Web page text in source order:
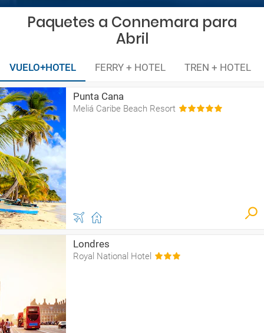
Paquetes a Connemara para
Abril
VUELO+HOTEL FERRY + HOTEL TREN + HOTEL
Punta Cana
Meliá Caribe Beach Resort
Londres
Royal National Hotel